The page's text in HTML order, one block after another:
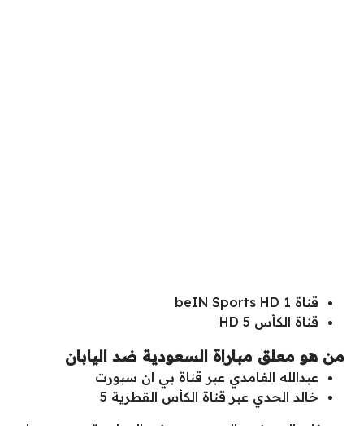
قناة beIN Sports HD 1
قناة الكأس HD 5
من هو معلق مباراة السعودية ضد اليابان
عبدالله الغامدي عبر قناة بي ان سبورت
خالد الحدي عبر قناة الكأس القطرية 5